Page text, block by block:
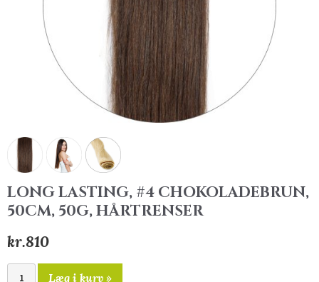
LONG LASTING, #4 CHOKOLADEBRUN,
50CM, 50G, HÅRTRENSER
kr.810
Læg i kurv »